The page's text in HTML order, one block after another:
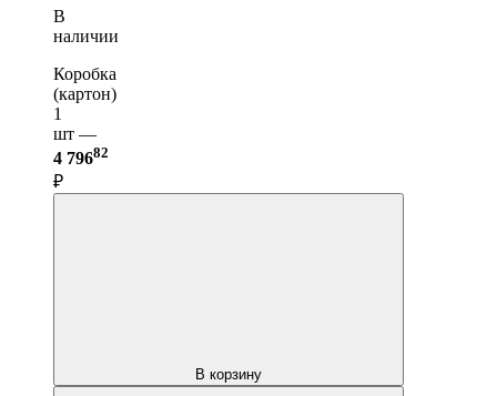
В
наличии
Коробка
(картон)
1
шт —
4 79682
₽
В корзину